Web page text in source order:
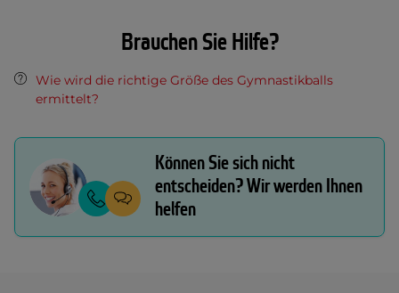
Brauchen Sie Hilfe?
Wie wird die richtige Größe des Gymnastikballs
ermittelt?
Können Sie sich nicht
entscheiden? Wir werden Ihnen
helfen